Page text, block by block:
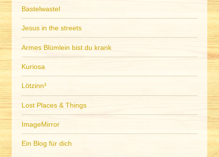
Bastelwastel
Jesus in the streets
Armes Blümlein bist du krank
Kuriosa
Lötzinn³
Lost Places & Things
ImageMirror
Ein Blog für dich